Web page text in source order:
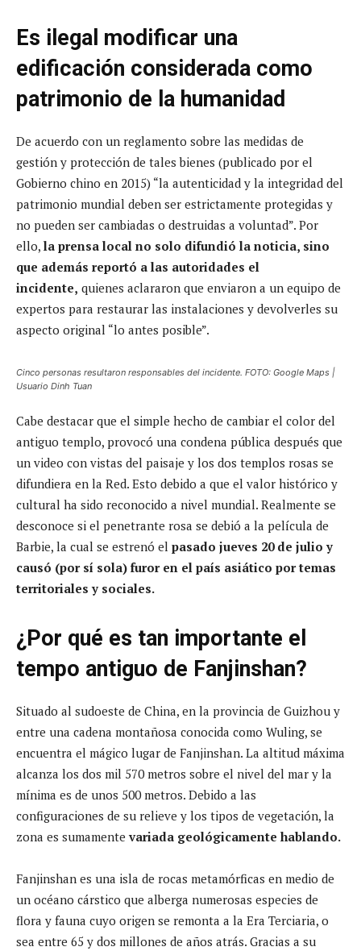
Es ilegal modificar una
edificación considerada como
patrimonio de la humanidad
De acuerdo con un reglamento sobre las medidas de
gestión y protección de tales bienes (publicado por el
Gobierno chino en 2015) “la autenticidad y la integridad del
patrimonio mundial deben ser estrictamente protegidas y
no pueden ser cambiadas o destruidas a voluntad”. Por
ello, la prensa local no solo difundió la noticia, sino
que además reportó a las autoridades el
incidente, quienes aclararon que enviaron a un equipo de
expertos para restaurar las instalaciones y devolverles su
aspecto original “lo antes posible”.
Cinco personas resultaron responsables del incidente. FOTO: Google Maps |
Usuario Dinh Tuan
Cabe destacar que el simple hecho de cambiar el color del
antiguo templo, provocó una condena pública después que
un video con vistas del paisaje y los dos templos rosas se
difundiera en la Red. Esto debido a que el valor histórico y
cultural ha sido reconocido a nivel mundial. Realmente se
desconoce si el penetrante rosa se debió a la película de
Barbie, la cual se estrenó el pasado jueves 20 de julio y
causó (por sí sola) furor en el país asiático por temas
territoriales y sociales.
¿Por qué es tan importante el
tempo antiguo de Fanjinshan?
Situado al sudoeste de China, en la provincia de Guizhou y
entre una cadena montañosa conocida como Wuling, se
encuentra el mágico lugar de Fanjinshan. La altitud máxima
alcanza los dos mil 570 metros sobre el nivel del mar y la
mínima es de unos 500 metros. Debido a las
configuraciones de su relieve y los tipos de vegetación, la
zona es sumamente variada geológicamente hablando.
Fanjinshan es una isla de rocas metamórficas en medio de
un océano cárstico que alberga numerosas especies de
flora y fauna cuyo origen se remonta a la Era Terciaria, o
sea entre 65 y dos millones de años atrás. Gracias a su